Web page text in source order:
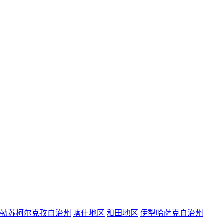
苏柯尔克孜自治州 喀什地区 和田地区 伊犁哈萨克自治州